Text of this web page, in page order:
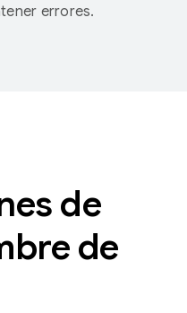
errores.
de
de